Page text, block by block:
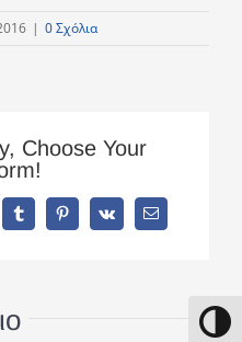
| 0 Σχόλια
Choose Your
TumblrPinterest
Vk Email